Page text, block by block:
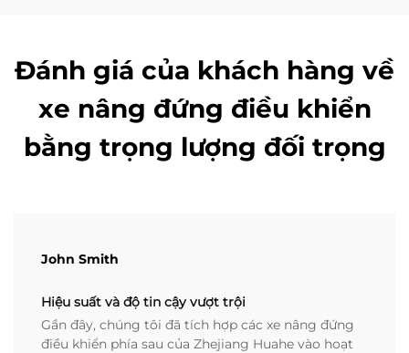
Đánh giá của khách hàng về
xe nâng đứng điều khiển
bằng trọng lượng đối trọng
John Smith
Hiệu suất và độ tin cậy vượt trội
Gần đây, chúng tôi đã tích hợp các xe nâng đứng
điều khiển phía sau của Zhejiang Huahe vào hoạt